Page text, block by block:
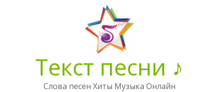
Текст песни ♪
Слова песен Хиты Музыка Онлайн